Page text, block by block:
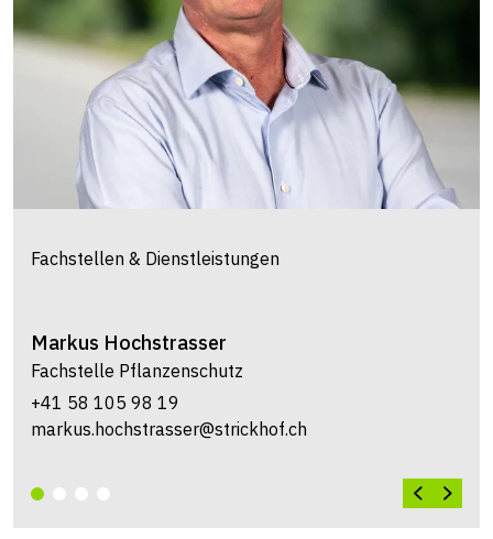
Fachstellen & Dienstleistungen
Markus Hochstrasser
Fachstelle Pflanzenschutz
+41 58 105 98 19
markus.hochstrasser@strickhof.ch